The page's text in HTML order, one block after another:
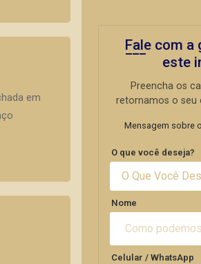
em
Fale com a
este
Preencha os
retornamos o seu
Mensagem sobre
O que você deseja?
O Que Você
Nome
Celular / WhatsApp